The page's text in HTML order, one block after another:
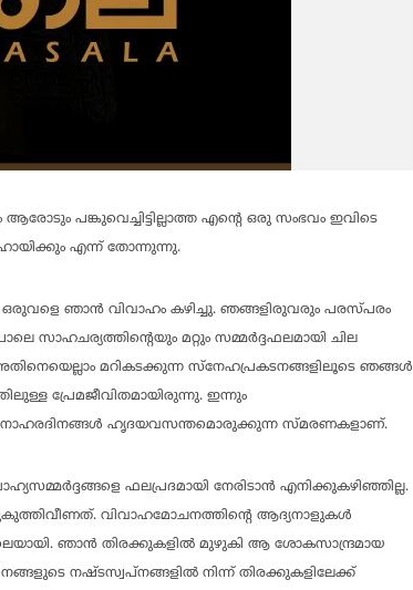
പങ്കുവെച്ചിട്ടില്ലാത്ത എന്റെ ഒരു സംഭവം ഇവിടെ
എന്ന് തോന്നുന്നു.
ഞാന്‍ വിവാഹം കഴിച്ചു. ഞങ്ങളിരുവരും പരസ്പരം
സാഹചര്യത്തിന്റെയും മറ്റും സമ്മര്‍ദ്ദഫലമായി ചില
മറികടക്കുന്ന സ്‌നേഹപ്രകടനങ്ങളിലൂടെ ഞങ്ങള്‍
പ്രേമജീവിതമായിരുന്നു. ഇന്നും
ഹൃദയവസന്തമൊരുക്കുന്ന സ്മരണകളാണ്.
ഫലപ്രദമായി നേരിടാന്‍ എനിക്കുകഴിഞ്ഞില്ല.
വിവാഹമോചനത്തിന്റെ ആദ്യനാളുകള്‍
ഞാന്‍ തിരക്കുകളില്‍ മുഴുകി ആ ശോകസാന്ദ്രമായ
നഷ്ടസ്വപ്‌നങ്ങളില്‍ നിന്ന് തിരക്കുകളിലേക്ക്